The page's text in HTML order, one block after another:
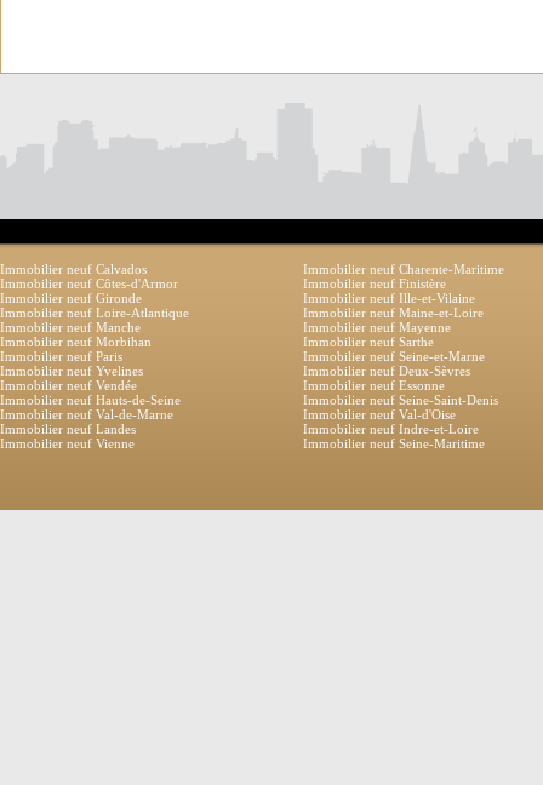
Immobilier neuf Calvados
Immobilier neuf Charente-Maritime
Immobilier neuf Côtes-d'Armor
Immobilier neuf Finistère
Immobilier neuf Gironde
Immobilier neuf Ille-et-Vilaine
Immobilier neuf Loire-Atlantique
Immobilier neuf Maine-et-Loire
Immobilier neuf Manche
Immobilier neuf Mayenne
Immobilier neuf Morbihan
Immobilier neuf Sarthe
Immobilier neuf Paris
Immobilier neuf Seine-et-Marne
Immobilier neuf Yvelines
Immobilier neuf Deux-Sèvres
Immobilier neuf Vendée
Immobilier neuf Essonne
Immobilier neuf Hauts-de-Seine
Immobilier neuf Seine-Saint-Denis
Immobilier neuf Val-de-Marne
Immobilier neuf Val-d'Oise
Immobilier neuf Landes
Immobilier neuf Indre-et-Loire
Immobilier neuf Vienne
Immobilier neuf Seine-Maritime